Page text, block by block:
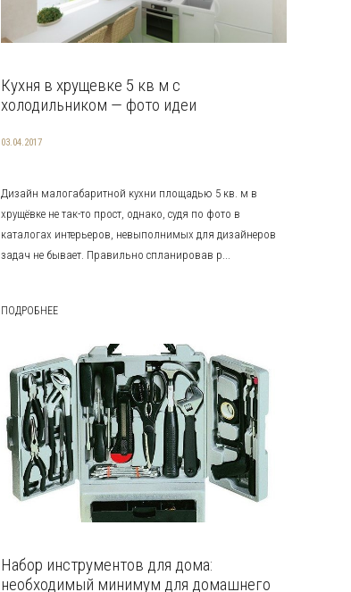
Кухня в хрущевке 5 кв м с
холодильником — фото идеи
03.04.2017
Дизайн малогабаритной кухни площадью 5 кв. м в
хрущёвке не так-то прост, однако, судя по фото в
каталогах интерьеров, невыполнимых для дизайнеров
задач не бывает. Правильно спланировав р...
ПОДРОБНЕЕ
Набор инструментов для дома:
необходимый минимум для домашнего